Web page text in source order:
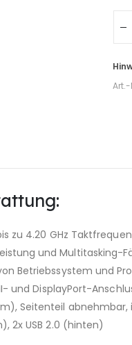
Art.-
zu 4.20 GHz
und Multitasking-
Betriebssystem und
und DisplayPort-
Seitenteil abnehmbar,
2x USB 2.0 (hinten)